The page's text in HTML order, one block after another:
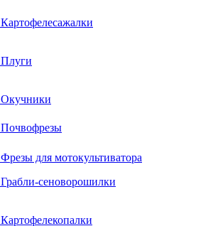
Картофелесажалки
Плуги
Окучники
Почвофрезы
Фрезы для мотокультиватора
Грабли-сеноворошилки
Картофелекопалки